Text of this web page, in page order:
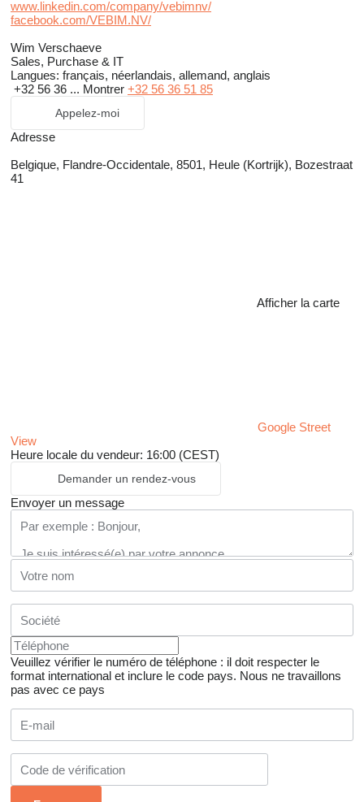
www.linkedin.com/company/vebimnv/
facebook.com/VEBIM.NV/
Wim Verschaeve
Sales, Purchase & IT
Langues: français, néerlandais, allemand, anglais
+32 56 36 ... Montrer +32 56 36 51 85
Appelez-moi
Adresse
Belgique, Flandre-Occidentale, 8501, Heule (Kortrijk), Bozestraat
41
Afficher la carte
Google Street
View
Heure locale du vendeur: 16:00 (CEST)
Demander un rendez-vous
Envoyer un message
Veuillez vérifier le numéro de téléphone : il doit respecter le
format international et inclure le code pays. Nous ne travaillons
pas avec ce pays